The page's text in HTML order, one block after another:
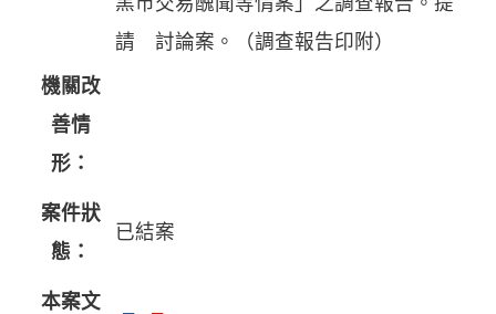
請 討論案。（調查報告印附）
機關改
善情
形：
案件狀
態：
已結案
本案文